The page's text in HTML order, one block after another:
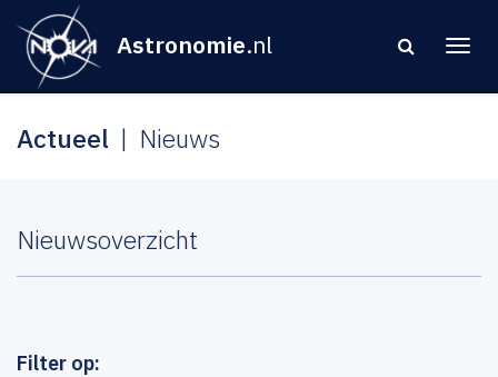
Astronomie.nl
Actueel Nieuws
Nieuwsoverzicht
Filter op: